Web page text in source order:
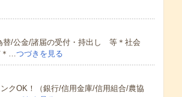
替/公金/諸届の受付・持出し 等＊社会
＊…つづきを見る
クOK！（銀行/信用金庫/信用組合/農協